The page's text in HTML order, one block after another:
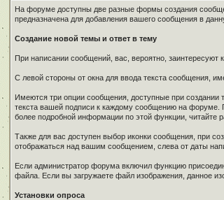
На форуме доступны две разные формы создания
предназначена для добавления вашего сообщения в
Создание новой темы и ответ в тему
При написании сообщений, вас, вероятно,
С левой стороны от окна для ввода текста сообщения,
Имеются три опции сообщения, доступные при создании
текста вашей подписи к каждому сообщению на форуме.
более подробной информации по этой функции,
Также для вас доступен выбор иконки сообщения, при
отображаться над вашим сообщением, слева от даты
Если администратор форума включил функцию
файла. Если вы загружаете файл изображения, данное
Установки опроса